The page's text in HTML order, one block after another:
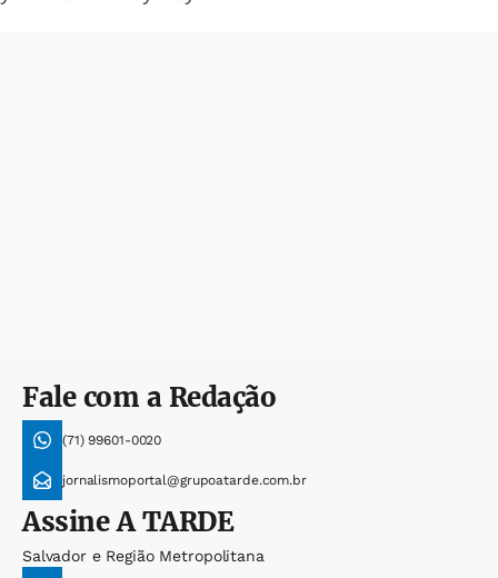
Fale com a Redação
(71) 99601-0020
jornalismoportal@grupoatarde.com.br
AssineA TARDE
Salvador e Região Metropolitana